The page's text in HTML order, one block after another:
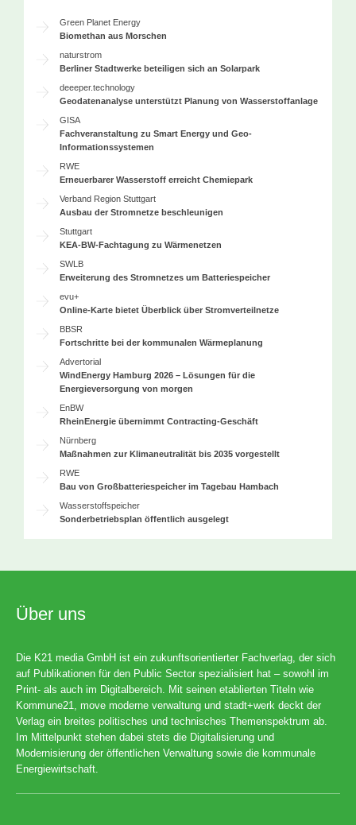
Green Planet Energy
Biomethan aus Morschen
naturstrom
Berliner Stadtwerke beteiligen sich an Solarpark
deeeper.technology
Geodatenanalyse unterstützt Planung von Wasserstoffanlage
GISA
Fachveranstaltung zu Smart Energy und Geo-
Informationssystemen
RWE
Erneuerbarer Wasserstoff erreicht Chemiepark
Verband Region Stuttgart
Ausbau der Stromnetze beschleunigen
Stuttgart
KEA-BW-Fachtagung zu Wärmenetzen
SWLB
Erweiterung des Stromnetzes um Batteriespeicher
evu+
Online-Karte bietet Überblick über Stromverteilnetze
BBSR
Fortschritte bei der kommunalen Wärmeplanung
Advertorial
WindEnergy Hamburg 2026 – Lösungen für die
Energieversorgung von morgen
EnBW
RheinEnergie übernimmt Contracting-Geschäft
Nürnberg
Maßnahmen zur Klimaneutralität bis 2035 vorgestellt
RWE
Bau von Großbatteriespeicher im Tagebau Hambach
Wasserstoffspeicher
Sonderbetriebsplan öffentlich ausgelegt
Über uns
Die K21 media GmbH ist ein zukunftsorientierter Fachverlag, der sich
auf Publikationen für den Public Sector spezialisiert hat – sowohl im
Print- als auch im Digitalbereich. Mit seinen etablierten Titeln wie
Kommune21, move moderne verwaltung und stadt+werk deckt der
Verlag ein breites politisches und technisches Themenspektrum ab.
Im Mittelpunkt stehen dabei stets die Digitalisierung und
Modernisierung der öffentlichen Verwaltung sowie die kommunale
Energiewirtschaft.